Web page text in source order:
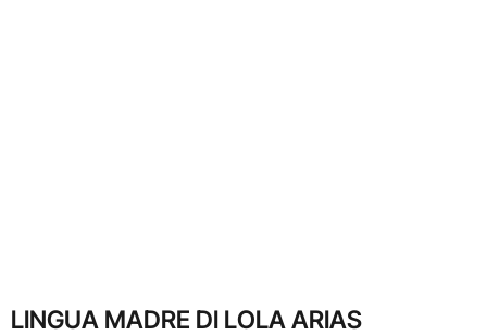
LINGUA MADRE DI LOLA ARIAS